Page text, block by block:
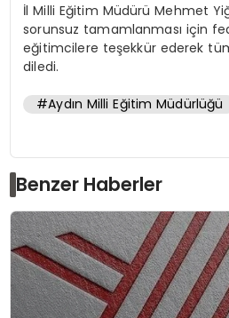
İl Milli Eğitim Müdürü Mehmet
sorunsuz tamamlanması için
eğitimcilere teşekkür ederek
diledi.
#Aydın Milli Eğitim Müdürlüğü
Benzer Haberler